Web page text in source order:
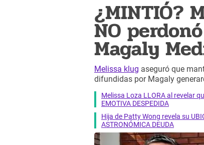
¿MINTIÓ?
NO
Magaly
Melissa klug aseguró que
difundidas por Magaly
Melissa Loza LLORA al revelar
EMOTIVA DESPEDIDA
Hija de Patty Wong revela su
ASTRONÓMICA DEUDA